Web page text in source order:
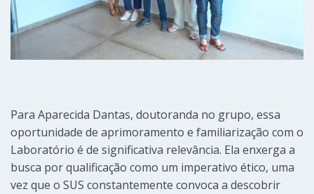
Para Aparecida Dantas, doutoranda no grupo, essa
oportunidade de aprimoramento e familiarização com o
Laboratório é de significativa relevância. Ela enxerga a
busca por qualificação como um imperativo ético, uma
vez que o SUS constantemente convoca a descobrir